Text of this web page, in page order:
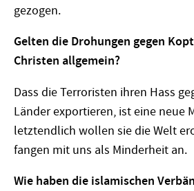
gezogen.
Gelten die Drohungen gegen
Christen allgemein?
Dass die Terroristen ihren Hass
Länder exportieren, ist eine neue
letztendlich wollen sie die Welt
fangen mit uns als Minderheit an.
Wie haben die islamischen